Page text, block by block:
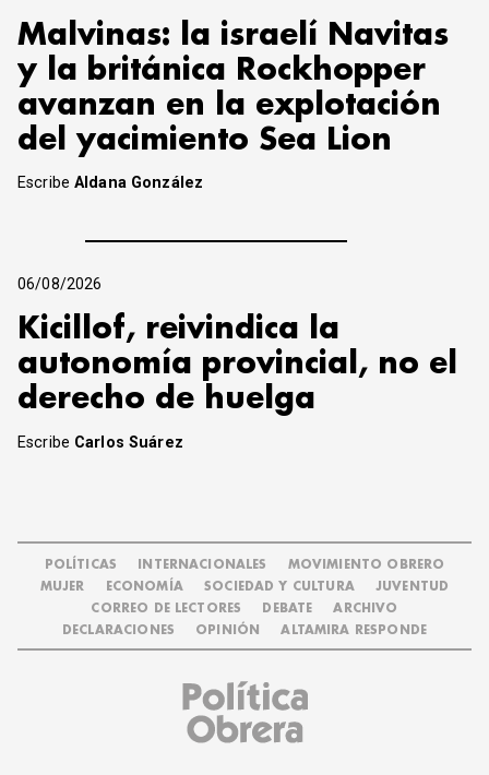
Malvinas: la israelí Navitas
y la británica Rockhopper
avanzan en la explotación
del yacimiento Sea Lion
EscribeAldana González
06/08/2026
Kicillof, reivindica la
autonomía provincial, no el
derecho de huelga
Escribe Carlos Suárez
POLÍTICAS INTERNACIONALES
MOVIMIENTO OBRERO
MUJER
ECONOMÍA SOCIEDAD Y CULTURA
JUVENTUD
CORREO DE LECTORES
DEBATE
ARCHIVO
DECLARACIONES
OPINIÓN ALTAMIRA RESPONDE